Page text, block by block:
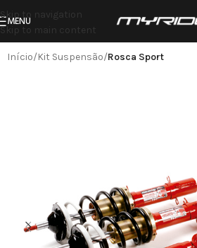
Skip to navigation
Skip to main content
MENU
Início Kit Suspensão Rosca Sport